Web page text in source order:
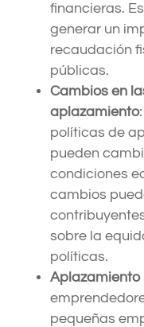
financieras.
generar un
recaudación
públicas.
Cambios en
aplazamiento
políticas de
pueden
condiciones
cambios
sobre la
políticas.
Aplazamiento
pequeñas